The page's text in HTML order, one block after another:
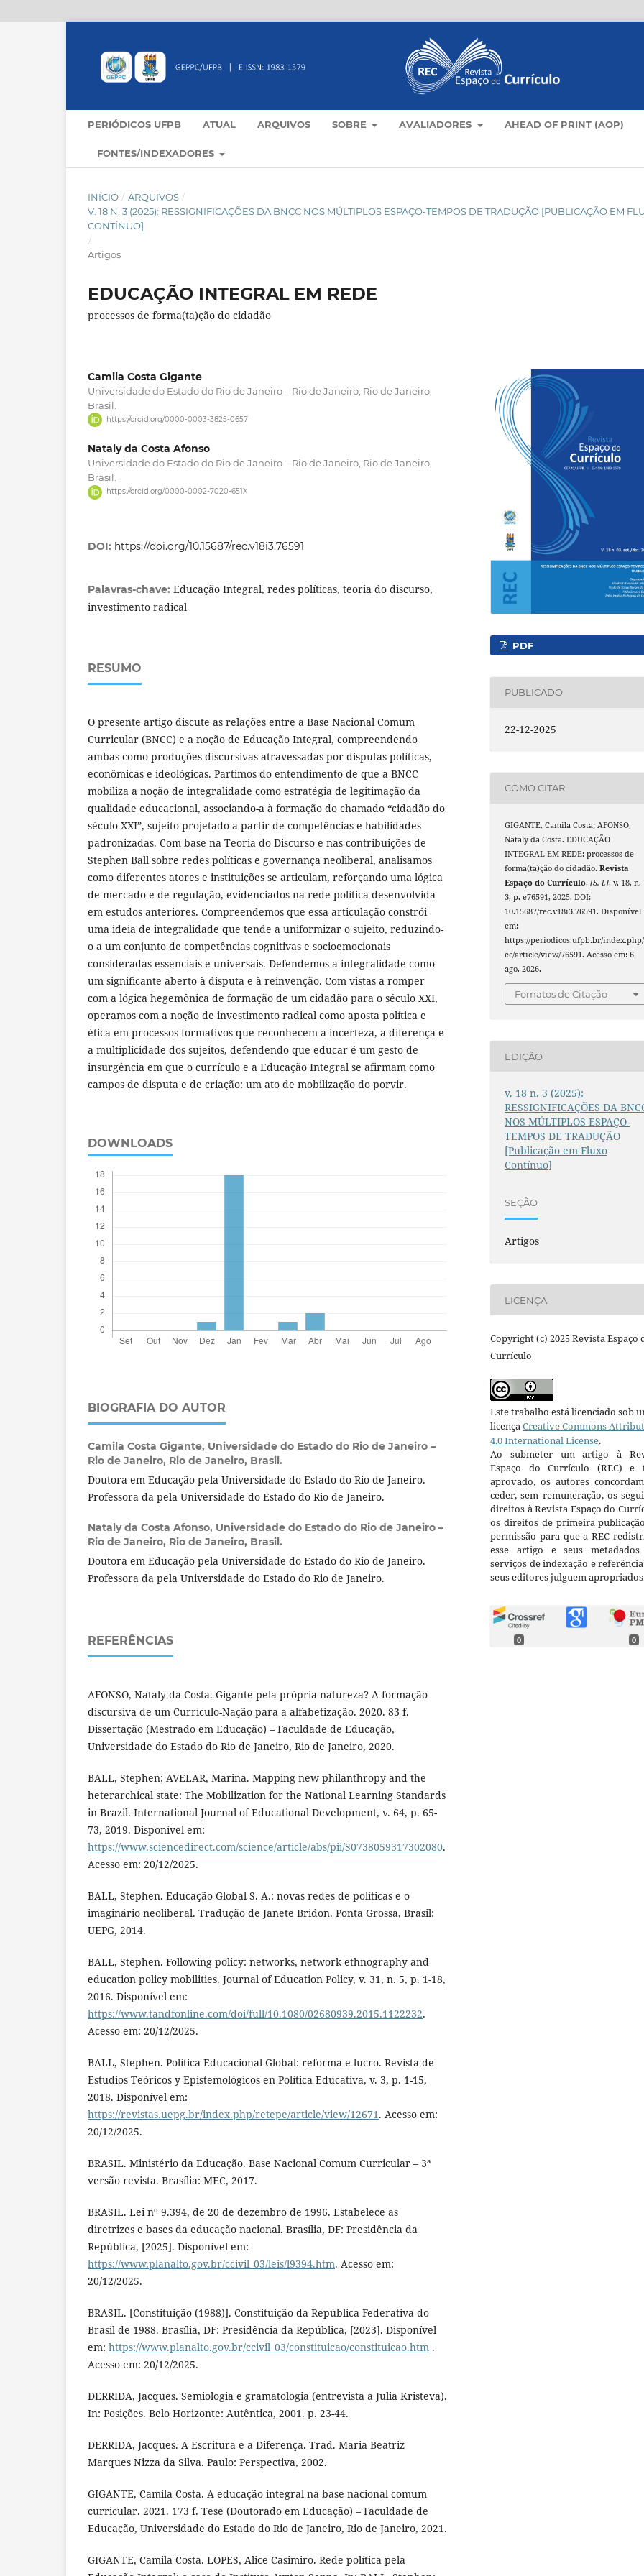
PERIÓDICOS UFPB ATUAL ARQUIVOS SOBRE AVALIADORES AHEAD OF PRINT (AOP)
FONTES/INDEXADORES
INÍCIO / ARQUIVOS /
V. 18 N. 3 (2025): RESSIGNIFICAÇÕES DA BNCC NOS MÚLTIPLOS ESPAÇO-TEMPOS DE TRADUÇÃO [PUBLICAÇÃO EM
CONTÍNUO]
/
Artigos
EDUCAÇÃO INTEGRAL EM REDE
processos de forma(ta)ção do cidadão
Camila Costa Gigante
Universidade do Estado do Rio de Janeiro – Rio de Janeiro, Rio de Janeiro,
Brasil.
https://orcid.org/0000-0003-3825-0657
Nataly da Costa Afonso
Universidade do Estado do Rio de Janeiro – Rio de Janeiro, Rio de Janeiro,
Brasil.
https://orcid.org/0000-0002-7020-651X
DOI: https://doi.org/10.15687/rec.v18i3.76591
Palavras-chave: Educação Integral, redes políticas, teoria do discurso,
investimento radical
RESUMO
O presente artigo discute as relações entre a Base Nacional Comum
Curricular (BNCC) e a noção de Educação Integral, compreendendo
ambas como produções discursivas atravessadas por disputas políticas,
econômicas e ideológicas. Partimos do entendimento de que a BNCC
mobiliza a noção de integralidade como estratégia de legitimação da
qualidade educacional, associando-a à formação do chamado “cidadão do
século XXI”, sujeito projetado a partir de competências e habilidades
padronizadas. Com base na Teoria do Discurso e nas contribuições de
Stephen Ball sobre redes políticas e governança neoliberal, analisamos
como diferentes atores e instituições se articulam, reforçando uma lógica
de mercado e de regulação, evidenciados na rede política desenvolvida
em estudos anteriores. Compreendemos que essa articulação constrói
uma ideia de integralidade que tende a uniformizar o sujeito, reduzindo-
o a um conjunto de competências cognitivas e socioemocionais
consideradas essenciais e universais. Defendemos a integralidade como
um significante aberto à disputa e à reinvenção. Com vistas a romper
com a lógica hegemônica de formação de um cidadão para o século XXI,
operamos com a noção de investimento radical como aposta política e
ética em processos formativos que reconhecem a incerteza, a diferença e
a multiplicidade dos sujeitos, defendendo que educar é um gesto de
insurgência em que o currículo e a Educação Integral se afirmam como
campos de disputa e de criação: um ato de mobilização do porvir.
DOWNLOADS
BIOGRAFIA DO AUTOR
Camila Costa Gigante, Universidade do Estado do Rio de Janeiro –
Rio de Janeiro, Rio de Janeiro, Brasil.
Doutora em Educação pela Universidade do Estado do Rio de Janeiro.
Professora da pela Universidade do Estado do Rio de Janeiro.
Nataly da Costa Afonso, Universidade do Estado do Rio de Janeiro –
Rio de Janeiro, Rio de Janeiro, Brasil.
Doutora em Educação pela Universidade do Estado do Rio de Janeiro.
Professora da pela Universidade do Estado do Rio de Janeiro.
REFERÊNCIAS
AFONSO, Nataly da Costa. Gigante pela própria natureza? A formação
discursiva de um Currículo-Nação para a alfabetização. 2020. 83 f.
Dissertação (Mestrado em Educação) – Faculdade de Educação,
Universidade do Estado do Rio de Janeiro, Rio de Janeiro, 2020.
BALL, Stephen; AVELAR, Marina. Mapping new philanthropy and the
heterarchical state: The Mobilization for the National Learning Standards
in Brazil. International Journal of Educational Development, v. 64, p. 65-
73, 2019. Disponível em:
https://www.sciencedirect.com/science/article/abs/pii/S0738059317302080.
Acesso em: 20/12/2025.
BALL, Stephen. Educação Global S. A.: novas redes de políticas e o
imaginário neoliberal. Tradução de Janete Bridon. Ponta Grossa, Brasil:
UEPG, 2014.
BALL, Stephen. Following policy: networks, network ethnography and
education policy mobilities. Journal of Education Policy, v. 31, n. 5, p. 1-18,
2016. Disponível em:
https://www.tandfonline.com/doi/full/10.1080/02680939.2015.1122232.
Acesso em: 20/12/2025.
BALL, Stephen. Política Educacional Global: reforma e lucro. Revista de
Estudios Teóricos y Epistemológicos en Política Educativa, v. 3, p. 1-15,
2018. Disponível em:
https://revistas.uepg.br/index.php/retepe/article/view/12671 . Acesso em:
20/12/2025.
BRASIL. Ministério da Educação. Base Nacional Comum Curricular – 3ª
versão revista. Brasília: MEC, 2017.
BRASIL. Lei nº 9.394, de 20 de dezembro de 1996. Estabelece as
diretrizes e bases da educação nacional. Brasília, DF: Presidência da
República, [2025]. Disponível em:
https://www.planalto.gov.br/ccivil_03/leis/l9394.htm. Acesso em:
20/12/2025.
BRASIL. [Constituição (1988)]. Constituição da República Federativa do
Brasil de 1988. Brasília, DF: Presidência da República, [2023]. Disponível
em: https://www.planalto.gov.br/ccivil_03/constituicao/constituicao.htm .
Acesso em: 20/12/2025.
DERRIDA, Jacques. Semiologia e gramatologia (entrevista a Julia Kristeva).
In: Posições. Belo Horizonte: Autêntica, 2001. p. 23-44.
DERRIDA, Jacques. A Escritura e a Diferença. Trad. Maria Beatriz
Marques Nizza da Silva. Paulo: Perspectiva, 2002.
GIGANTE, Camila Costa. A educação integral na base nacional comum
curricular. 2021. 173 f. Tese (Doutorado em Educação) – Faculdade de
Educação, Universidade do Estado do Rio de Janeiro, Rio de Janeiro, 2021.
GIGANTE, Camila Costa. LOPES, Alice Casimiro. Rede política pela
PDF
PUBLICADO
22-12-2025
COMO CITAR
GIGANTE, Camila Costa; AFONSO,
Nataly da Costa. EDUCAÇÃO
INTEGRAL EM REDE: processos de
forma(ta)ção do cidadão.Revista
Espaço do Currículo,[S. l.], v. 18, n.
3, p. e76591, 2025. DOI:
10.15687/rec.v18i3.76591. Disponível
em:
https://periodicos.ufpb.br/
ec/article/view/76591. Acesso em: 6
ago. 2026.
Fomatos de Citação
EDIÇÃO
v. 18 n. 3 (2025):
RESSIGNIFICAÇÕES DA
NOS MÚLTIPLOS ESPAÇO-
TEMPOS DE TRADUÇÃO
[Publicação em Fluxo
Contínuo]
SEÇÃO
Artigos
LICENÇA
Copyright (c) 2025 Revista Espaço
Currículo
Este trabalho está licenciado sob
licençaCreative Commons
4.0 International License.
Ao submeter um artigo à
Espaço do Currículo (REC) e
aprovado, os autores
ceder, sem remuneração, os
direitos à Revista Espaço do
os direitos de primeira
permissão para que a REC
esse artigo e seus metadados
serviços de indexação e
seus editores julguem
0 0